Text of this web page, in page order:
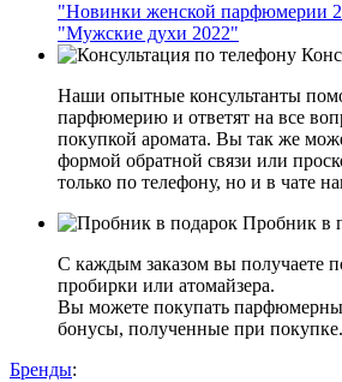
"Новинки женской парфюмерии
"Мужские духи 2022"
Наши опытные консультанты
парфюмерию и ответят на все
покупкой аромата. Вы так же
формой обратной связи или
только по телефону, но и в чате
Пробник в
С каждым заказом вы получаете
пробирки или атомайзера.
Вы можете покупать
бонусы, полученные при покупке.
Бренды: